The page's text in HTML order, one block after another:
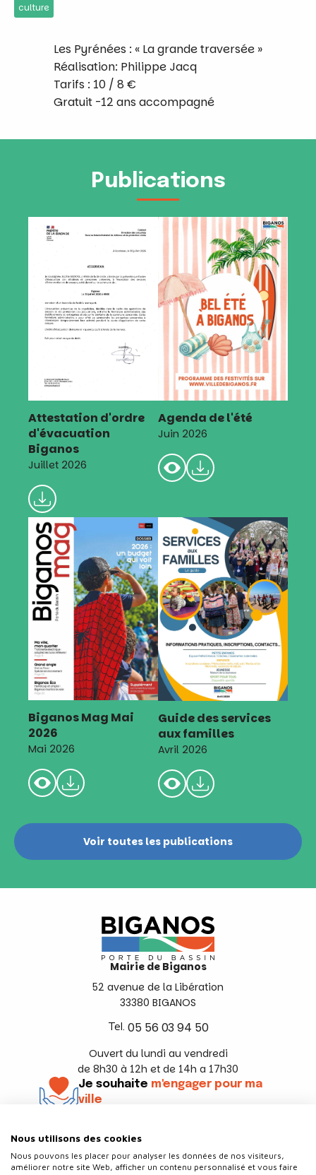
culture
Les Pyrénées : « La grande traversée »
Réalisation: Philippe Jacq
Tarifs : 10 / 8 €
Gratuit -12 ans accompagné
Publications
Attestation d'ordre
d'évacuation
Biganos
Juillet 2026
Agenda de l'été
Juin 2026
Biganos Mag Mai
2026
Mai 2026
Guide des services
aux familles
Avril 2026
Voir toutes les publications
Mairie de Biganos
52 avenue de la Libération
33380 BIGANOS
Tel. 05 56 03 94 50
Ouvert du lundi au vendredi
de 8h30 à 12h et de 14h a 17h30
Je souhaite m'engager pour ma
ville
Nous utilisons des cookies
Nous pouvons les placer pour analyser les données de nos visiteurs,
améliorer notre site Web, afficher un contenu personnalisé et vous faire